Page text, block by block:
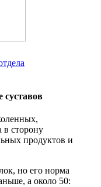
суставов
в сторону
продуктов и
но его норма
а около 50: